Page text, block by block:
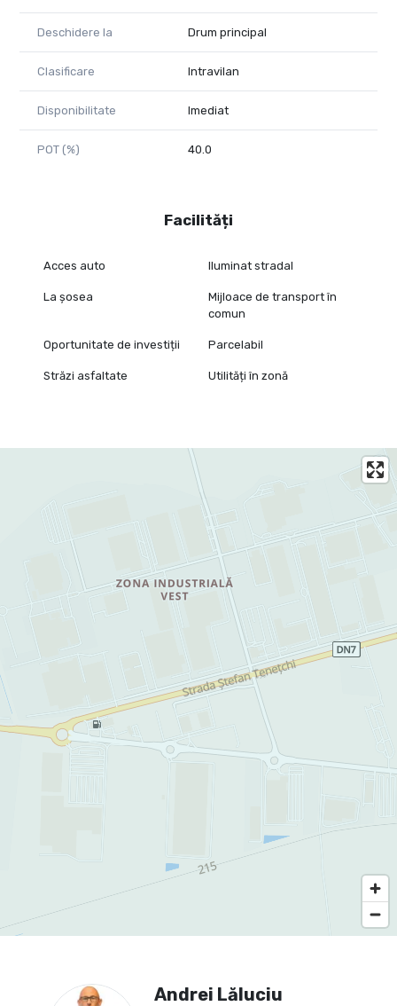
Destinația terenului este de intravilan agricol.
Utilitățile sunt în vecinătate.
Andrei Lăluciu
Consultant imobiliar PropertyLab
Telefon 0753 934 085
Cod proprietate 499107
Deschidere la Drum principal
Clasificare Intravilan
Disponibilitate Imediat
POT (%) 40.0
Facilități
Acces auto Iluminat stradal
La șosea
Mijloace de transport în
comun
Oportunitate de investiții Parcelabil
Străzi asfaltate Utilități în zonă
Andrei Lăluciu